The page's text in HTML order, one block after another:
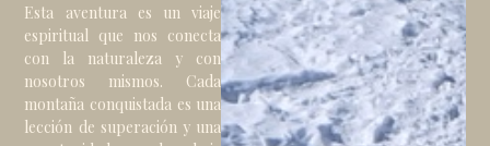
Esta aventura es un viaje
espiritual que nos conecta
con la naturaleza y con
nosotros mismos. Cada
montaña conquistada es una
lección de superación y una